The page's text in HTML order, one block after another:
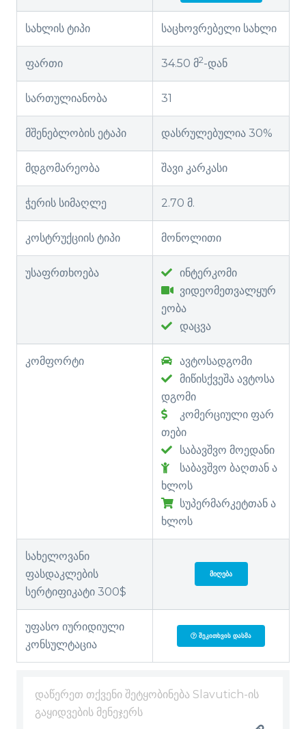
სახლის ტიპი საცხოვრებელი სახლი
ფართი 34.50 მ2-დან
სართულიანობა 31
მშენებლობის ეტაპი დასრულებულია 30%
მდგომარეობა შავი კარკასი
ჭერის სიმაღლე 2.70 მ.
კოსტრუქციის ტიპი მონოლითი
უსაფრთხოება
ინტერკომი
ვიდეომეთვალყურ
ეობა
დაცვა
კომფორტი
ავტოსადგომი
მიწისქვეშა ავტოსა
დგომი
კომერციული ფარ
თები
საბავშვო მოედანი
საბავშვო ბაღთან ა
ხლოს
სუპერმარკეტთან ა
ხლოს
სახელოვანი
ფასდაკლების
სერტიფიკატი 300$
ᲛᲘᲦᲔᲑᲐ
უფასო იურიდიული
კონსულტაცია
ᲨᲔᲙᲘᲗᲮᲕᲘᲡ ᲓᲐᲡᲛᲐ